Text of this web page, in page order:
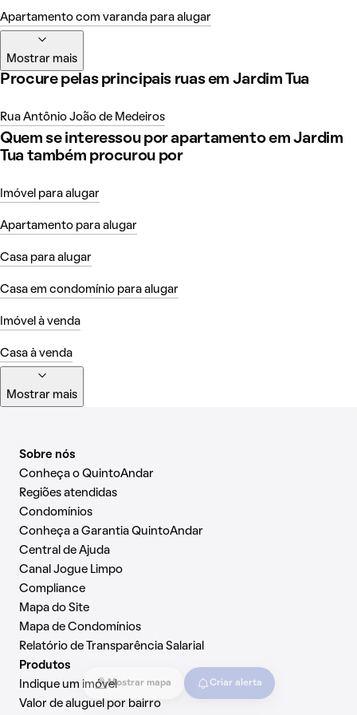
Mostrar mapa Criar alerta
Apartamento com varanda para alugar
Mostrar mais
Procure pelas principais ruas em Jardim Tua
Rua Antônio João de Medeiros
Quem se interessou por apartamento em Jardim
Tua também procurou por
Imóvel para alugar
Apartamento para alugar
Casa para alugar
Casa em condomínio para alugar
Imóvel à venda
Casa à venda
Mostrar mais
Sobre nós
Conheça o QuintoAndar
Regiões atendidas
Condomínios
Conheça a Garantia QuintoAndar
Central de Ajuda
Canal Jogue Limpo
Compliance
Mapa do Site
Mapa de Condomínios
Relatório de Transparência Salarial
Produtos
Indique um imóvel
Valor de aluguel por bairro